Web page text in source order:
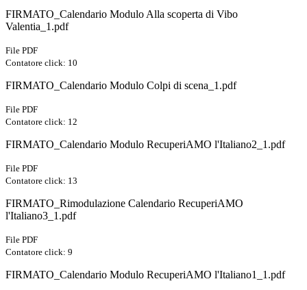
FIRMATO_Calendario Modulo Alla scoperta di Vibo
Valentia_1.pdf
File PDF
Contatore click: 10
FIRMATO_Calendario Modulo Colpi di scena_1.pdf
File PDF
Contatore click: 12
FIRMATO_Calendario Modulo RecuperiAMO l'Italiano2_1.pdf
File PDF
Contatore click: 13
FIRMATO_Rimodulazione Calendario RecuperiAMO
l'Italiano3_1.pdf
File PDF
Contatore click: 9
FIRMATO_Calendario Modulo RecuperiAMO l'Italiano1_1.pdf